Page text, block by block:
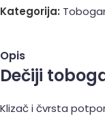
Kategorija:
Opis
Dečiji
Klizač i čvrsta